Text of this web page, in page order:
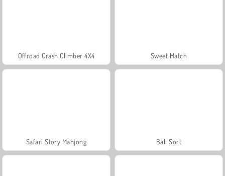
Offroad Crash Climber 4X4 Sweet Match
Safari Story Mahjong Ball Sort